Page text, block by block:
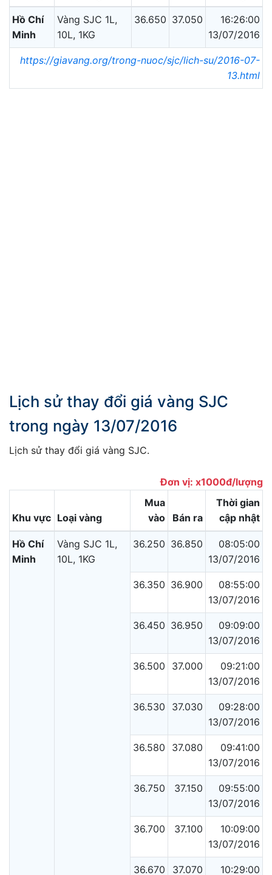
Hồ Chí
Minh
Vàng SJC 1L,
10L, 1KG
36.650 37.050
16:26:00
13/07/2016
https://giavang.org/trong-nuoc/sjc/lich-su/2016-07-
13.html
Lịch sử thay đổi giá vàng SJC
trong ngày 13/07/2016
Lịch sử thay đổi giá vàng SJC.
Đơn vị: x1000đ/lượng
Khu vực Loại vàng
Mua
vào
Bán ra
Thời gian
cập nhật
Hồ Chí
Minh
Vàng SJC 1L,
10L, 1KG
36.250 36.850
08:05:00
13/07/2016
36.350 36.900
08:55:00
13/07/2016
36.450 36.950
09:09:00
13/07/2016
36.500 37.000
09:21:00
13/07/2016
36.530 37.030
09:28:00
13/07/2016
36.580 37.080
09:41:00
13/07/2016
36.750 37.150
09:55:00
13/07/2016
36.700 37.100
10:09:00
13/07/2016
36.670 37.070 10:29:00